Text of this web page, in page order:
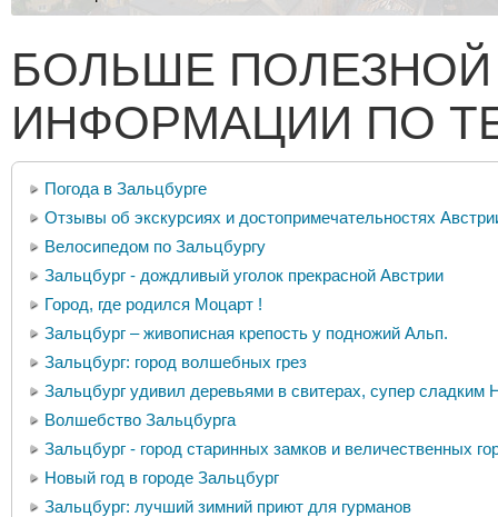
БОЛЬШЕ ПОЛЕЗНОЙ
ИНФОРМАЦИИ ПО
Погода в Зальцбурге
Отзывы об экскурсиях и достопримечательностях
Велосипедом по Зальцбургу
Зальцбург - дождливый уголок прекрасной Австрии
Город, где родился Моцарт !
Зальцбург – живописная крепость у подножий Альп.
Зальцбург: город волшебных грез
Зальцбург удивил деревьями в свитерах, супер сладким
Волшебство Зальцбурга
Зальцбург - город старинных замков и величественных
Новый год в городе Зальцбург
Зальцбург: лучший зимний приют для гурманов